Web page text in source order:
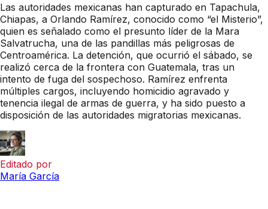
Las autoridades mexicanas han capturado en Tapachula,
Chiapas, a Orlando Ramírez, conocido como “el Misterio”,
quien es señalado como el presunto líder de la Mara
Salvatrucha, una de las pandillas más peligrosas de
Centroamérica. La detención, que ocurrió el sábado, se
realizó cerca de la frontera con Guatemala, tras un
intento de fuga del sospechoso. Ramírez enfrenta
múltiples cargos, incluyendo homicidio agravado y
tenencia ilegal de armas de guerra, y ha sido puesto a
disposición de las autoridades migratorias mexicanas.
Editado por
María García